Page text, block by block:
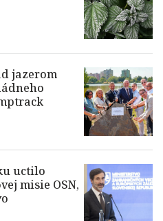
jazerom
uctilo
misie OSN,